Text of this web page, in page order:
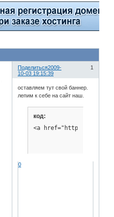
Поделиться 1
2009-
10-03 19:15:39
оставляем тут свой баннер.
лепим к себе на сайт наш.
код:
<a href="http://
0